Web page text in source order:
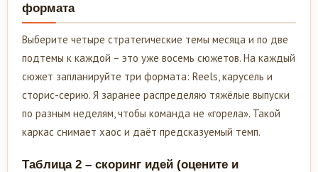
формата
Выберите четыре стратегические темы месяца и по две
подтемы к каждой – это уже восемь сюжетов. На каждый
сюжет запланируйте три формата: Reels, карусель и
сторис-серию. Я заранее распределяю тяжёлые выпуски
по разным неделям, чтобы команда не «горела». Такой
каркас снимает хаос и даёт предсказуемый темп.
Таблица 2 – скоринг идей (оцените и